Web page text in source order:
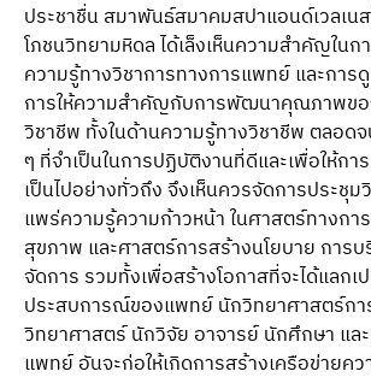
ประชาชื่น สมาพันธ์สมาคมสปาแอนด์เวลเน
โภชนวิทยามหิดล ได้เล็งเห็นความสําคัญใน
ความรู้ทางวิชาการทางการแพทย์ และการ
การให้ความสําคัญกับการพัฒนาคุณภาพขอ
วิชาชีพ ทั้งในด้านความรู้ทางวิชาชีพ ตลอ
ๆ ที่จําเป็นในการปฏิบัติงานที่ดีและเพื่อให้ก
เป็นไปอย่างทั่วถึง จึงเห็นควรจัดการประชุม
แพร่ความรู้ความก้าวหน้า ในศาสตร์ทางก
สุขภาพ และศาสตร์การสร้างนโยบาย การบ
จัดการ รวมทั้งเพื่อสร้างโอกาสที่จะได้แลกเ
ประสบการณ์ของแพทย์ นักวิทยาศาสตร์ก
วิทยาศาสตร์ นักวิจัย อาจารย์ นักศึกษา แล
แพทย์ อันจะก่อให้เกิดการสร้างเครือข่ายค